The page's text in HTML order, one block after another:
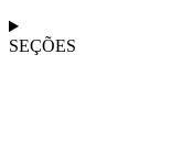
SEÇÕES